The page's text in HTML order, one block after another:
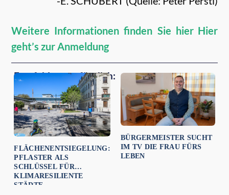
Weitere Informationen finden Sie hier Hier
geht’s zur Anmeldung
Empfehlungen für dich:
FLÄCHENENTSIEGELUNG:
PFLASTER ALS
SCHLÜSSEL FÜR
KLIMARESILIENTE
STÄDTE
BÜRGERMEISTER SUCHT
IM TV DIE FRAU FÜRS
LEBEN